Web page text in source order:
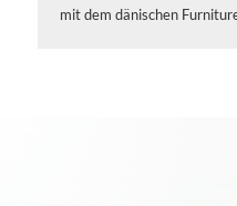
mit dem dänischen